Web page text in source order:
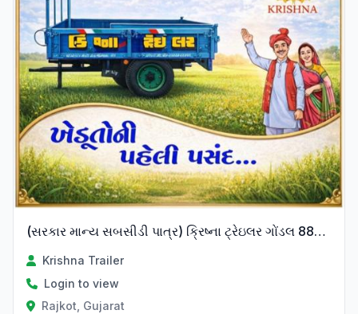
(સરકાર માન્ય સબસીડી પાત્ર) ક્રિષ્ના ટ્રેઇલર ગોંડલ 88497 10001 ફૂલ હેવી મીની ટ્રેઈલર ( 50 ) ફૂટ ( 15 ) સપોર્ટ(ધોકા) 4 mm તળીયાન પ્લેટ TATA/ESSAR 3 ટન જેક હેવી સાઈડ ( પાટીયા 3 mm )પ્લેટ ના એમ્બોજ ( TATA /ESSAR ) 600 ×16 ટાયર ( CEAT ) (650 to 700) kg વજન =88000
Krishna Trailer
Login to view
Rajkot, Gujarat